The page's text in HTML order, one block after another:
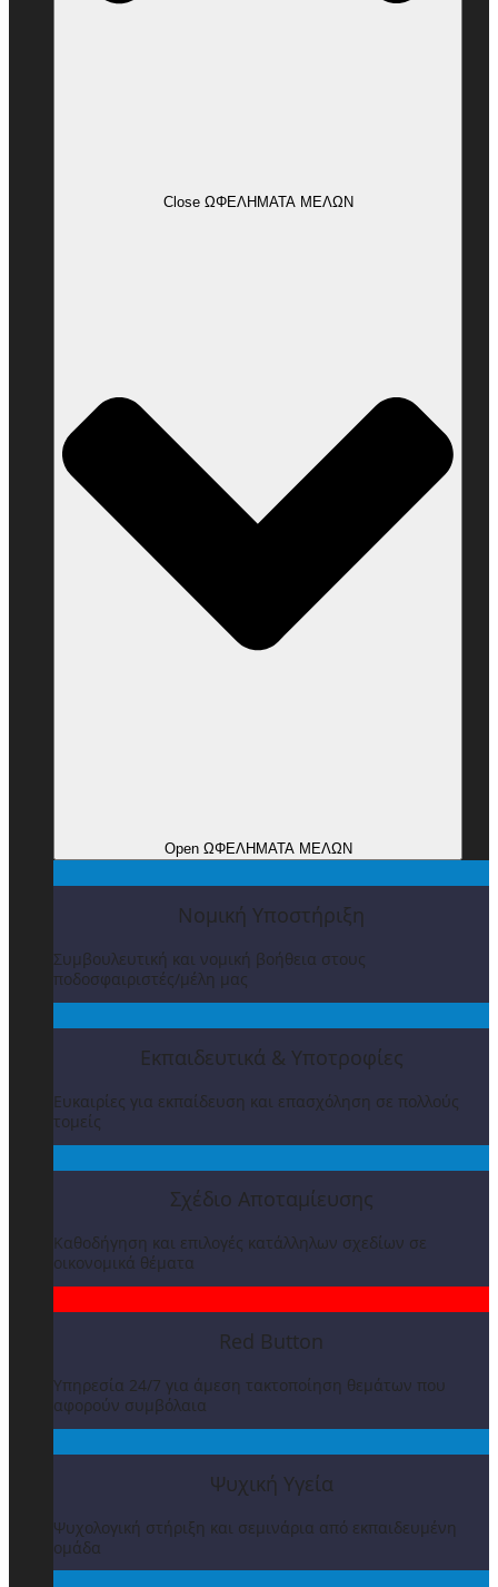
Close ΩΦΕΛΗΜΑΤΑ ΜΕΛΩΝ
Open ΩΦΕΛΗΜΑΤΑ ΜΕΛΩΝ
Νομική Υποστήριξη
Συμβουλευτική και νομική βοήθεια στους
ποδοσφαιριστές/μέλη μας
Εκπαιδευτικά & Υποτροφίες
Ευκαιρίες για εκπαίδευση και επασχόληση σε πολλούς
τομείς
Σχέδιο Αποταμίευσης
Καθοδήγηση και επιλογές κατάλληλων σχεδίων σε
οικονομικά θέματα
Red Button
Υπηρεσία 24/7 για άμεση τακτοποίηση θεμάτων που
αφορούν συμβόλαια
Ψυχική Υγεία
Ψυχολογική στήριξη και σεμινάρια από εκπαιδευμένη
ομάδα